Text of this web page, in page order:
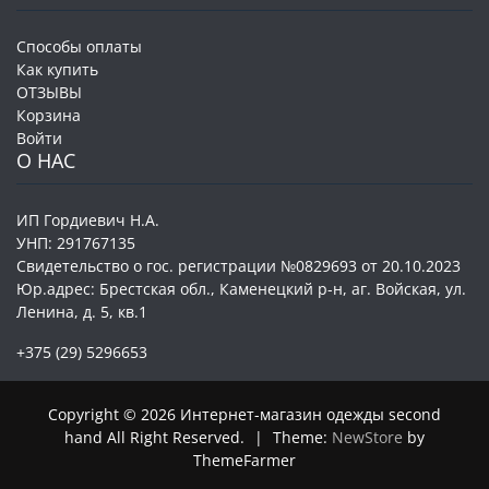
Способы оплаты
Как купить
ОТЗЫВЫ
Корзина
Войти
О НАС
ИП Гордиевич Н.А.
УНП: 291767135
Свидетельство о гос. регистрации №0829693 от 20.10.2023
Юр.адрес: Брестская обл., Каменецкий р-н, аг. Войская, ул.
Ленина, д. 5, кв.1
+375 (29) 5296653
Copyright © 2026 Интернет-магазин одежды second
hand All Right Reserved.
| Theme: NewStore by
ThemeFarmer